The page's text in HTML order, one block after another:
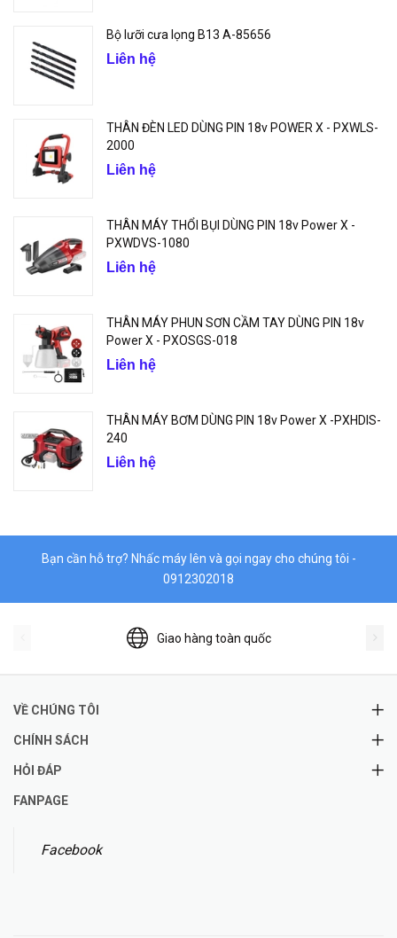
Bộ lưỡi cưa lọng B13 A-85656
Liên hệ
THÂN ĐÈN LED DÙNG PIN 18v POWER X - PXWLS-
2000
Liên hệ
THÂN MÁY THỔI BỤI DÙNG PIN 18v Power X -
PXWDVS-1080
Liên hệ
THÂN MÁY PHUN SƠN CẦM TAY DÙNG PIN 18v
Power X - PXOSGS-018
Liên hệ
THÂN MÁY BƠM DÙNG PIN 18v Power X -PXHDIS-
240
Liên hệ
Bạn cần hỗ trợ? Nhấc máy lên và gọi ngay cho chúng tôi -
0912302018
Giao hàng toàn quốc
VỀ CHÚNG TÔI
CHÍNH SÁCH
HỎI ĐÁP
FANPAGE
Facebook